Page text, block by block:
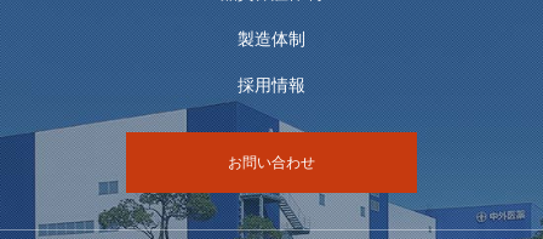
製造体制
採用情報
お問い合わせ